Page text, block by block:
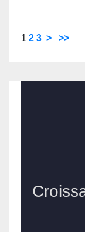
1 2 3 > >>